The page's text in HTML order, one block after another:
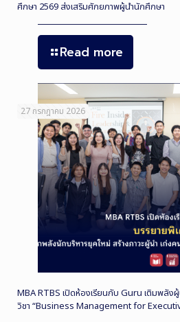
ศึกษา 2569 ส่งเสริมศักยภาพผู้นำนักศึกษา
Read more
27 กรกฎาคม 2026
MBA RTBS เปิดห้องเรียนกับ Guru เติมพลัง
วิชา “Business Management for